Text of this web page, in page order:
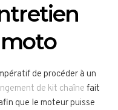
de procéder à un
de kit chaîne fait
que le moteur puisse